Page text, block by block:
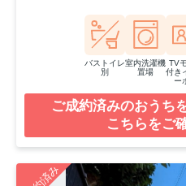
バストイレ
別
室内洗濯機
置場
TV
付き
ー
ご成約済みのおうち
こちらをご